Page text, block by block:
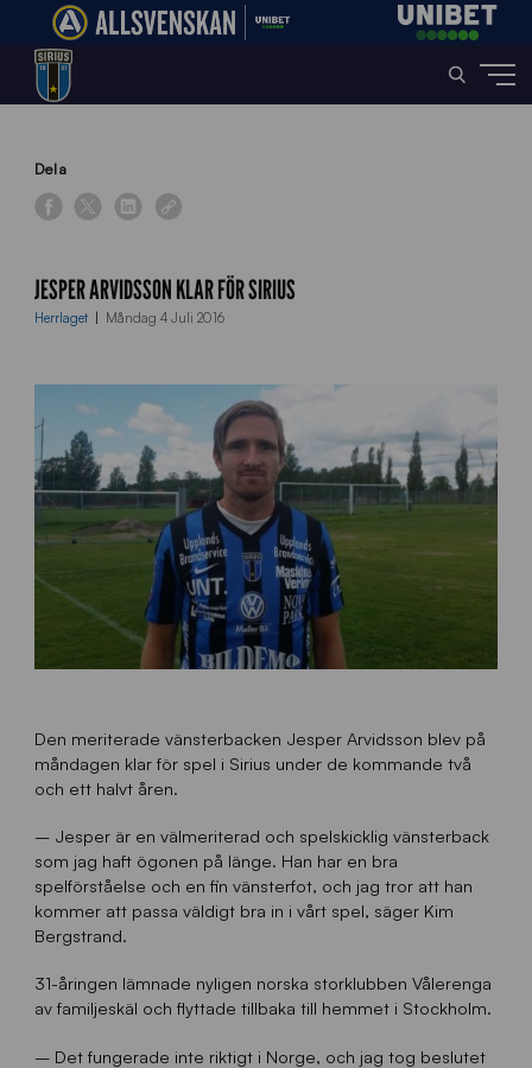
Home»
Dela
JESPER ARVIDSSON KLAR FÖR SIRIUS
Herrlaget Måndag 4 Juli 2016
Den meriterade vänsterbacken Jesper Arvidsson blev på
måndagen klar för spel i Sirius under de kommande två
och ett halvt åren.
– Jesper är en välmeriterad och spelskicklig vänsterback
som jag haft ögonen på länge. Han har en bra
spelförståelse och en fin vänsterfot, och jag tror att han
kommer att passa väldigt bra in i vårt spel, säger Kim
Bergstrand.
31-åringen lämnade nyligen norska storklubben Vålerenga
av familjeskäl och flyttade tillbaka till hemmet i Stockholm.
– Det fungerade inte riktigt i Norge, och jag tog beslutet